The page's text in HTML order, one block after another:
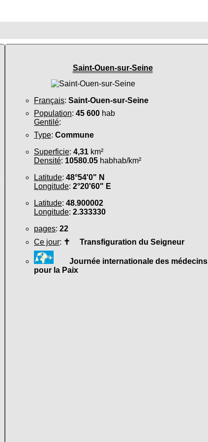
Saint-Ouen-sur-Seine
Français: Saint-Ouen-sur-Seine
Population: 45 600 hab
Gentilé:
Type: Commune
Superficie: 4,31 km²
Densité: 10580.05 habhab/km²
Latitude: 48°54'0" N
Longitude: 2°20'60" E
Latitude: 48.900002
Longitude: 2.333330
pages: 22
Ce jour: ✝ Transfiguration du Seigneur
Journée internationale des médecins
pour la Paix